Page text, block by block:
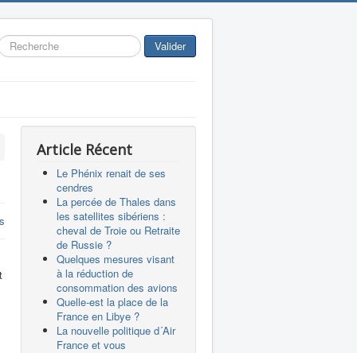
Valider
Article Récent
Le Phénix renait de ses
cendres
La percée de Thales dans
les satellites sibériens :
cheval de Troie ou Retraite
de Russie ?
Quelques mesures visant
à la réduction de
consommation des avions
Quelle-est la place de la
France en Libye ?
La nouvelle politique d´Air
France et vous